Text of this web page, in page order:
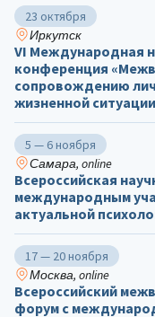
23 октября
Иркутск
VI Международная
конференция
сопровождению
жизненной
5 — 6 ноября
Самара, online
Всероссийская
международным
актуальной
17 — 20 ноября
Москва, online
Всероссийский
форум с